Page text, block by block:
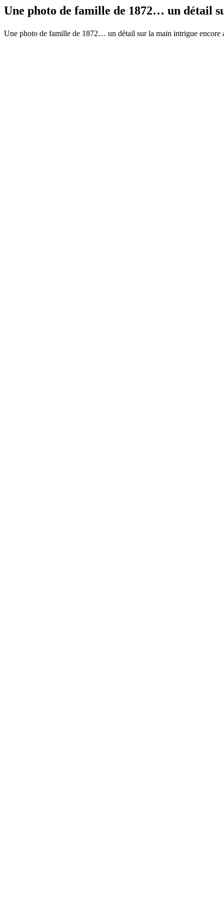
Une photo de famille de 1872… un détail
Une photo de famille de 1872… un détail sur la main intrigue